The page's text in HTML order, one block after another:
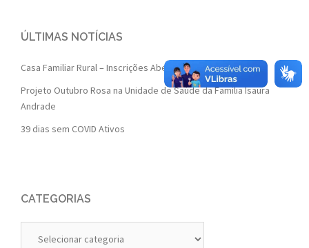
ÚLTIMAS NOTÍCIAS
Casa Familiar Rural – Inscrições Abertas 2022
Projeto Outubro Rosa na Unidade de Saúde da Família Isaura
Andrade
39 dias sem COVID Ativos
CATEGORIAS